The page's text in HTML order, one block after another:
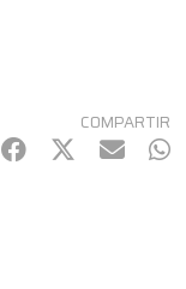
COMPARTIR
Facebook
Twitter
mail